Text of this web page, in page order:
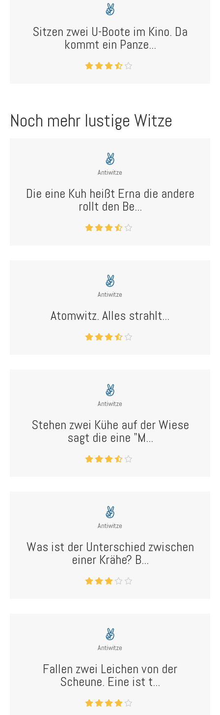
Sitzen zwei U-Boote im Kino. Da
kommt ein Panze...
Noch mehr lustige Witze
Antiwitze
Die eine Kuh heißt Erna die andere
rollt den Be...
Antiwitze
Atomwitz. Alles strahlt...
Antiwitze
Stehen zwei Kühe auf der Wiese
sagt die eine "M...
Antiwitze
Was ist der Unterschied zwischen
einer Krähe? B...
Antiwitze
Fallen zwei Leichen von der
Scheune. Eine ist t...